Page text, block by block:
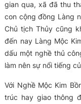
gian qua, xã đã thu
con cộng đồng Làng
Chủ tịch Thủy cũng
đến nay Làng Mộc
dấu một nghề thủ
làm nên sự nổi tiếng
Với Nghề Mộc Kim
trúc hay giao thông